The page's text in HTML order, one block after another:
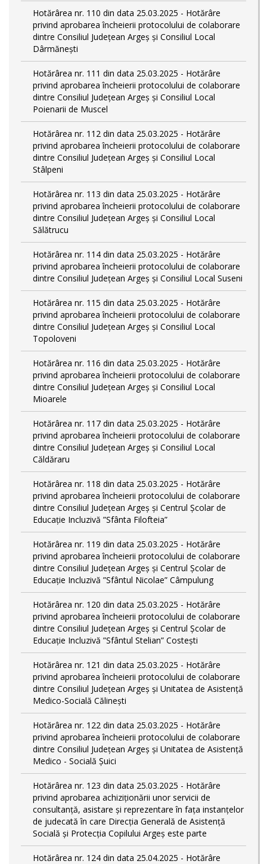
Hotărârea nr. 110 din data 25.03.2025 - Hotărâre
privind aprobarea încheierii protocolului de colaborare
dintre Consiliul Județean Argeș și Consiliul Local
Dârmănești
Hotărârea nr. 111 din data 25.03.2025 - Hotărâre
privind aprobarea încheierii protocolului de colaborare
dintre Consiliul Județean Argeș și Consiliul Local
Poienarii de Muscel
Hotărârea nr. 112 din data 25.03.2025 - Hotărâre
privind aprobarea încheierii protocolului de colaborare
dintre Consiliul Județean Argeș și Consiliul Local
Stâlpeni
Hotărârea nr. 113 din data 25.03.2025 - Hotărâre
privind aprobarea încheierii protocolului de colaborare
dintre Consiliul Județean Argeș și Consiliul Local
Sălătrucu
Hotărârea nr. 114 din data 25.03.2025 - Hotărâre
privind aprobarea încheierii protocolului de colaborare
dintre Consiliul Județean Argeș și Consiliul Local Suseni
Hotărârea nr. 115 din data 25.03.2025 - Hotărâre
privind aprobarea încheierii protocolului de colaborare
dintre Consiliul Județean Argeș și Consiliul Local
Topoloveni
Hotărârea nr. 116 din data 25.03.2025 - Hotărâre
privind aprobarea încheierii protocolului de colaborare
dintre Consiliul Județean Argeș și Consiliul Local
Mioarele
Hotărârea nr. 117 din data 25.03.2025 - Hotărâre
privind aprobarea încheierii protocolului de colaborare
dintre Consiliul Județean Argeș și Consiliul Local
Căldăraru
Hotărârea nr. 118 din data 25.03.2025 - Hotărâre
privind aprobarea încheierii protocolului de colaborare
dintre Consiliul Județean Argeș și Centrul Școlar de
Educație Incluzivă ”Sfânta Filofteia”
Hotărârea nr. 119 din data 25.03.2025 - Hotărâre
privind aprobarea încheierii protocolului de colaborare
dintre Consiliul Județean Argeș și Centrul Școlar de
Educație Incluzivă ”Sfântul Nicolae” Câmpulung
Hotărârea nr. 120 din data 25.03.2025 - Hotărâre
privind aprobarea încheierii protocolului de colaborare
dintre Consiliul Județean Argeș și Centrul Școlar de
Educație Incluzivă ”Sfântul Stelian” Costești
Hotărârea nr. 121 din data 25.03.2025 - Hotărâre
privind aprobarea încheierii protocolului de colaborare
dintre Consiliul Județean Argeș și Unitatea de Asistență
Medico-Socială Călinești
Hotărârea nr. 122 din data 25.03.2025 - Hotărâre
privind aprobarea încheierii protocolului de colaborare
dintre Consiliul Județean Argeș și Unitatea de Asistență
Medico - Socială Șuici
Hotărârea nr. 123 din data 25.03.2025 - Hotărâre
privind aprobarea achiziționării unor servicii de
consultanță, asistare și reprezentare în fața instanțelor
de judecată în care Direcția Generală de Asistență
Socială și Protecția Copilului Argeș este parte
Hotărârea nr. 124 din data 25.04.2025 - Hotărâre